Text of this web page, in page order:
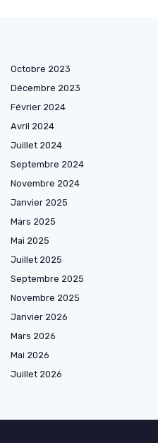
Octobre 2023
Décembre 2023
Février 2024
Avril 2024
Juillet 2024
Septembre 2024
Novembre 2024
Janvier 2025
Mars 2025
Mai 2025
Juillet 2025
Septembre 2025
Novembre 2025
Janvier 2026
Mars 2026
Mai 2026
Juillet 2026